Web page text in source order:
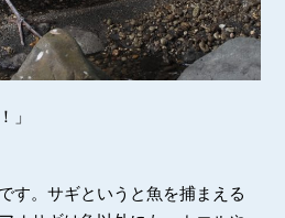
」
す。サギというと魚を捕まえる